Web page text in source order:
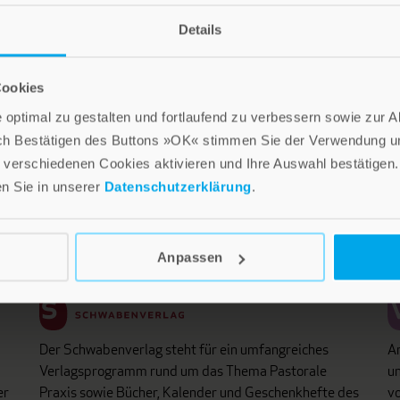
Details
zu gestalten und fortlaufend zu verbessern sowie zur
Bestätigen des Buttons »OK« stimmen Sie der Verwendung
Cookies aktivieren und Ihre Auswahl bestätigen.
Sie in unserer Datenschutzerklärung.
Anpassen
Lebensfreude in farbenfroher Gestaltung: Persönliche
Geschenke mit wohltuenden Inspirationen. Irische
älter werden. Grußkarten für Geburtstage, zur
Ermutigung, zu Trost und Trauer.
Verlag am Eschbach
Der Schwabenverlag steht für ein umfangreiches
Verlagsprogramm rund um das Thema Pastorale
Praxis sowie Bücher, Kalender und Geschenkhefte des